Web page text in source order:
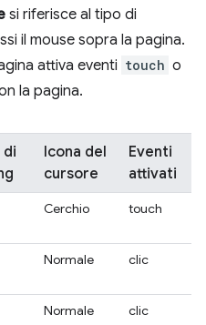
si riferisce al tipo di
il mouse sopra la pagina.
attiva eventi touch o
la pagina.
di
Icona del
cursore
Eventi
attivati
Cerchio touch
Normale clic
Normale
clic